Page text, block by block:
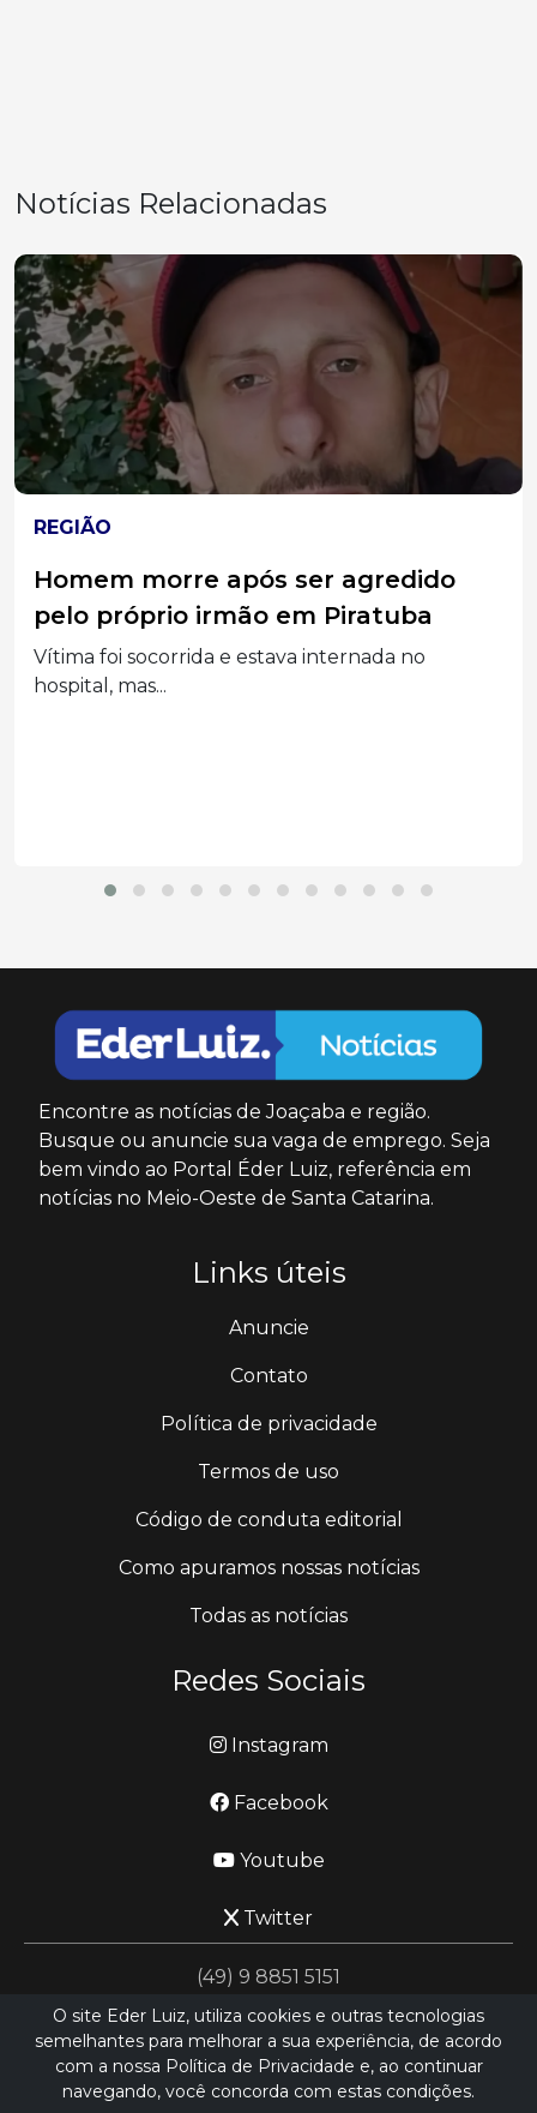
Notícias Relacionadas
REGIÃO
Morador de Caçador vira réu por
injúria racial após ofender médico
durante atendimento em UPA
Ministério Público denunciou paciente por
Encontre as notícias de Joaçaba e região.
Busque ou anuncie sua vaga de emprego. Seja
bem vindo ao Portal Éder Luiz, referência em
notícias no Meio-Oeste de Santa Catarina.
Links úteis
Anuncie
Contato
Política de privacidade
Termos de uso
Código de conduta editorial
Como apuramos nossas notícias
Todas as notícias
Redes Sociais
Instagram
Facebook
Youtube
Twitter
(49) 9 8851 5151
jornalismo@ederluiz.com.vc
O site Eder Luiz, utiliza cookies e outras tecnologias
semelhantes para melhorar a sua experiência, de acordo
com a nossa Política de Privacidade e, ao continuar
navegando, você concorda com estas condições.